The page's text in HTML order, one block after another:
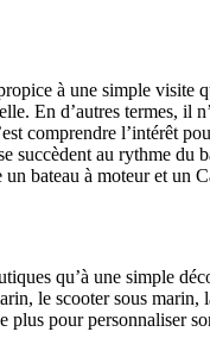
à une simple visite
En d’autres termes, il
comprendre l’intérêt
succèdent au rythme du
bateau à moteur et un
qu’à une simple
le scooter sous marin,
pour personnaliser